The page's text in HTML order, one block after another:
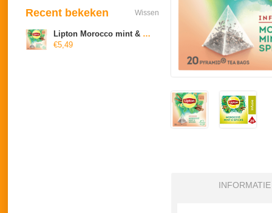
INFORMATIE
Recent bekeken Wissen
Lipton Morocco mint & spices
€5,49